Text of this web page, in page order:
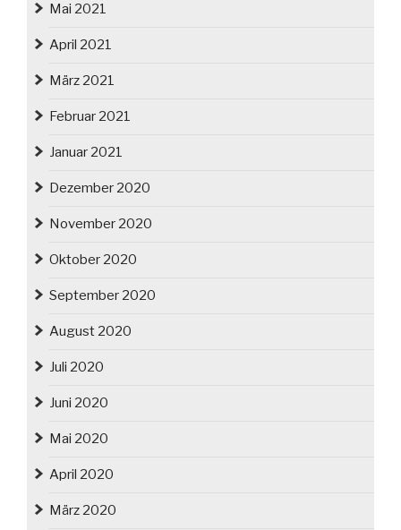
Mai 2021
April 2021
März 2021
Februar 2021
Januar 2021
Dezember 2020
November 2020
Oktober 2020
September 2020
August 2020
Juli 2020
Juni 2020
Mai 2020
April 2020
März 2020